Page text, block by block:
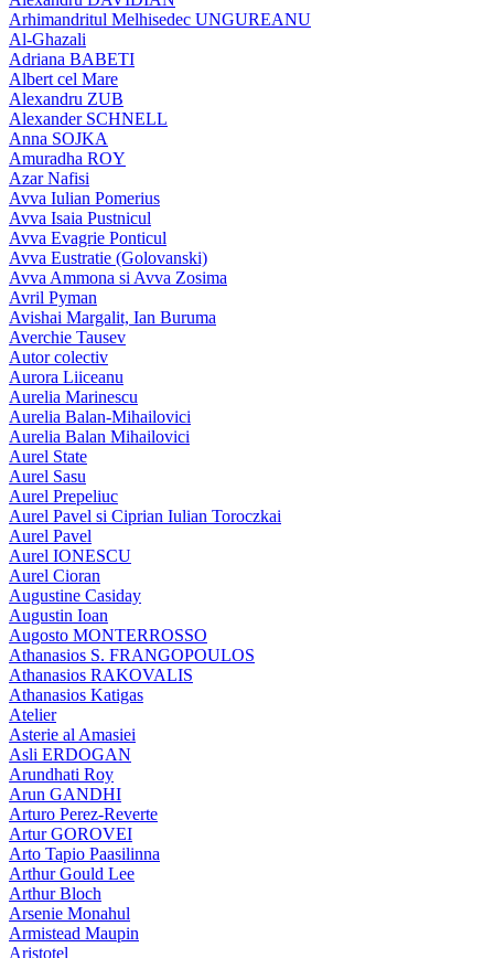
Arhimandritul Melhisedec UNGUREANU
Al-Ghazali
Adriana BABETI
Albert cel Mare
Alexandru ZUB
Alexander SCHNELL
Anna SOJKA
Amuradha ROY
Azar Nafisi
Avva Iulian Pomerius
Avva Isaia Pustnicul
Avva Evagrie Ponticul
Avva Eustratie (Golovanski)
Avva Ammona si Avva Zosima
Avril Pyman
Avishai Margalit, Ian Buruma
Averchie Tausev
Autor colectiv
Aurora Liiceanu
Aurelia Marinescu
Aurelia Balan-Mihailovici
Aurelia Balan Mihailovici
Aurel State
Aurel Sasu
Aurel Prepeliuc
Aurel Pavel si Ciprian Iulian Toroczkai
Aurel Pavel
Aurel IONESCU
Aurel Cioran
Augustine Casiday
Augustin Ioan
Augosto MONTERROSSO
Athanasios S. FRANGOPOULOS
Athanasios RAKOVALIS
Athanasios Katigas
Atelier
Asterie al Amasiei
Asli ERDOGAN
Arundhati Roy
Arun GANDHI
Arturo Perez-Reverte
Artur GOROVEI
Arto Tapio Paasilinna
Arthur Gould Lee
Arthur Bloch
Arsenie Monahul
Armistead Maupin
Aristotel